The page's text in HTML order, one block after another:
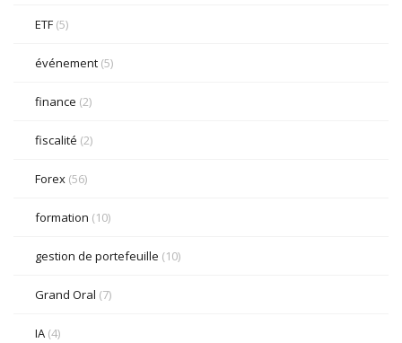
ETF (5)
événement (5)
finance (2)
fiscalité (2)
Forex (56)
formation (10)
gestion de portefeuille (10)
Grand Oral (7)
IA (4)